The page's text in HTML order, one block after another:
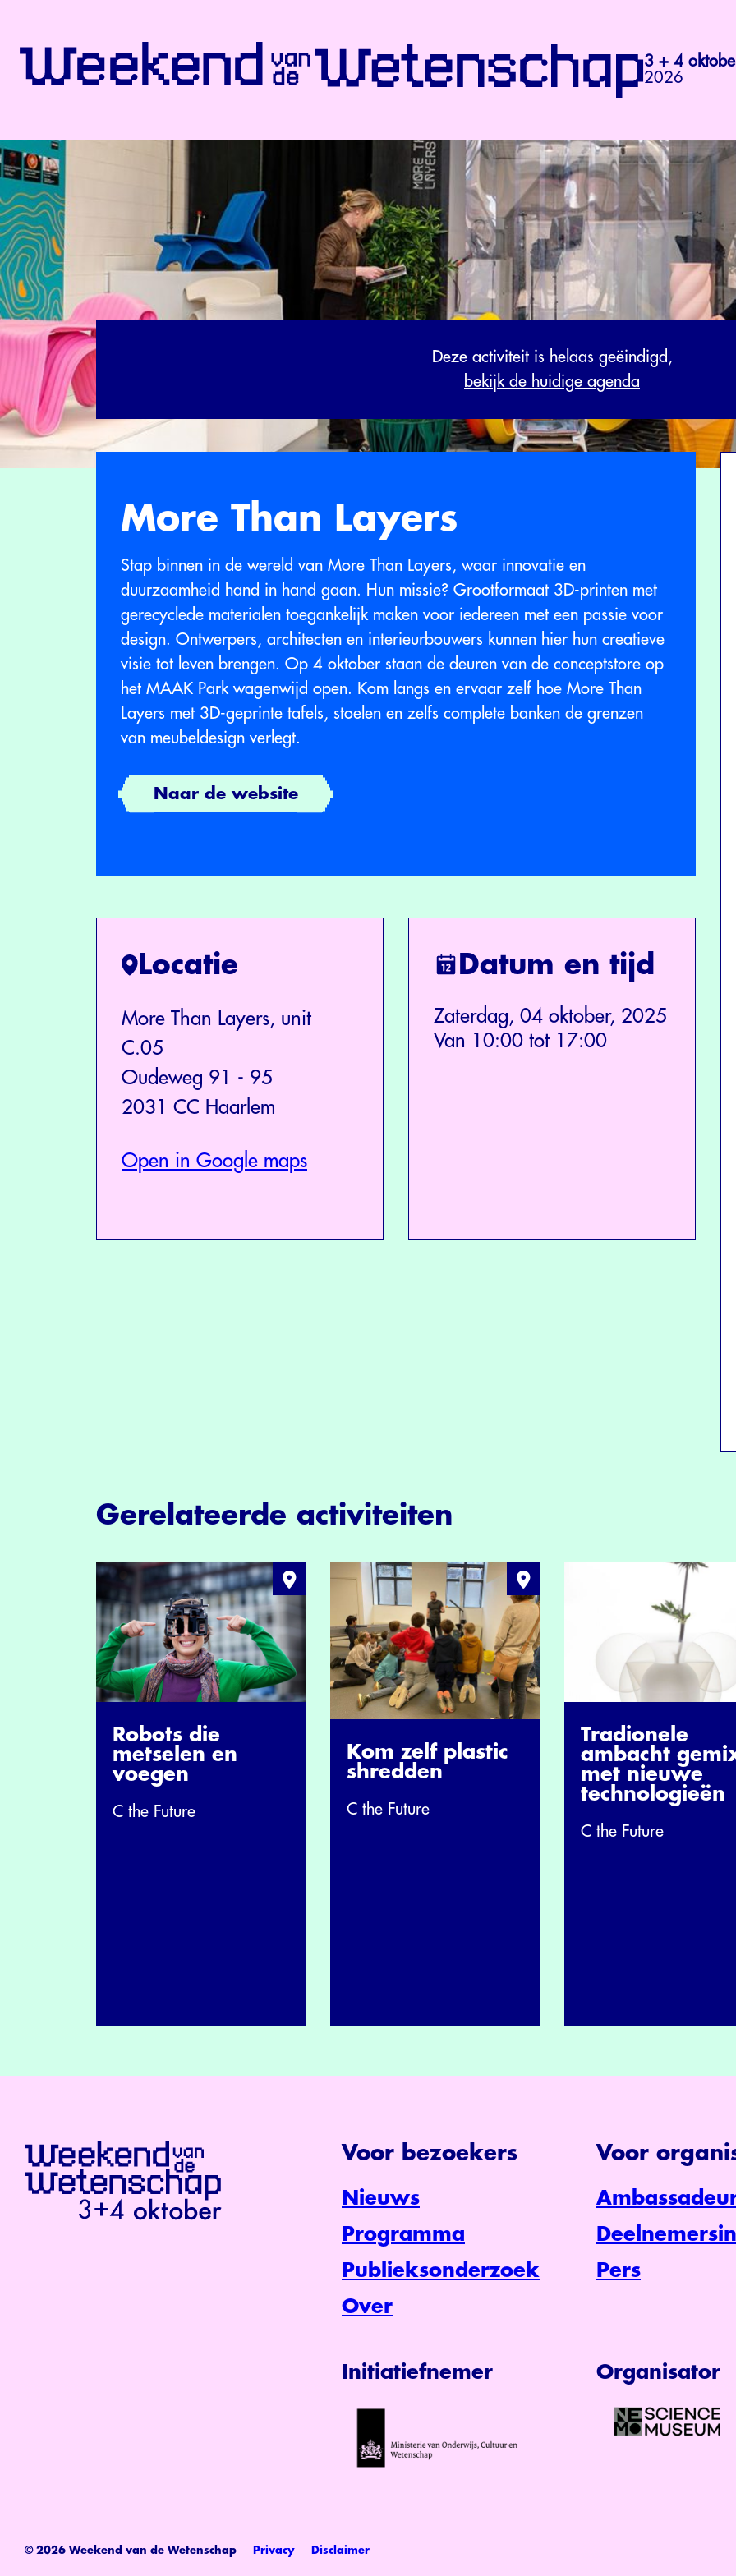
3 + 4
2026
Deze activiteit is helaas geëindigd,
bekijk de huidige agenda
More Than Layers
Stap binnen in de wereld van More Than Layers, waar innovatie en
duurzaamheid hand in hand gaan. Hun missie? Grootformaat 3D-printen met
gerecyclede materialen toegankelijk maken voor iedereen met een passie voor
design. Ontwerpers, architecten en interieurbouwers kunnen hier hun creatieve
visie tot leven brengen. Op 4 oktober staan de deuren van de conceptstore op
het MAAK Park wagenwijd open. Kom langs en ervaar zelf hoe More Than
Layers met 3D-geprinte tafels, stoelen en zelfs complete banken de grenzen
van meubeldesign verlegt.
Naar de website
Locatie
More Than Layers, unit
C.05
Oudeweg 91 - 95
2031 CC Haarlem
Open in Google maps
Datum en tijd
Zaterdag, 04 oktober, 2025
Van 10:00 tot 17:00
Gerelateerde activiteiten
Robots die
metselen en
voegen
C the Future
Kom zelf plastic
shredden
C the Future
Tradionele
ambacht
met nieuwe
technologieën
C the Future
Voor bezoekers
Nieuws
Programma
Publieksonderzoek
Over
Voor
Pers
Initiatiefnemer Organisator
© 2026 Weekend van de Wetenschap Privacy Disclaimer